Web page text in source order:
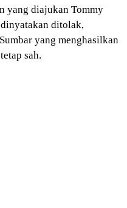
yang diajukan Tommy
ditolak,
yang menghasilkan
sah.